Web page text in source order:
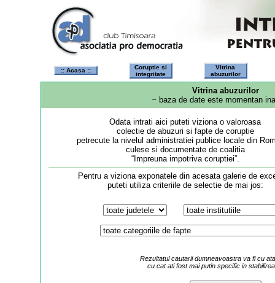
:: Acasa ::
Coruptie si
integritate
Vitrina
abuzurilor
Vitrina abuzurilor
~ baza de date este momentan
Odata intrati aici puteti viziona o valoroasa
colectie de abuzuri si fapte de coruptie
petrecute la nivelul administratiei publice locale din
culese si documentate de coalitia
“Impreuna impotriva coruptiei”.
Pentru a viziona exponatele din acesata galerie de
puteti utiliza criteriile de selectie de mai jos:
Rezultatul cautarii dumneavoastra va fi cu
cu cat ati fost mai putin specific in